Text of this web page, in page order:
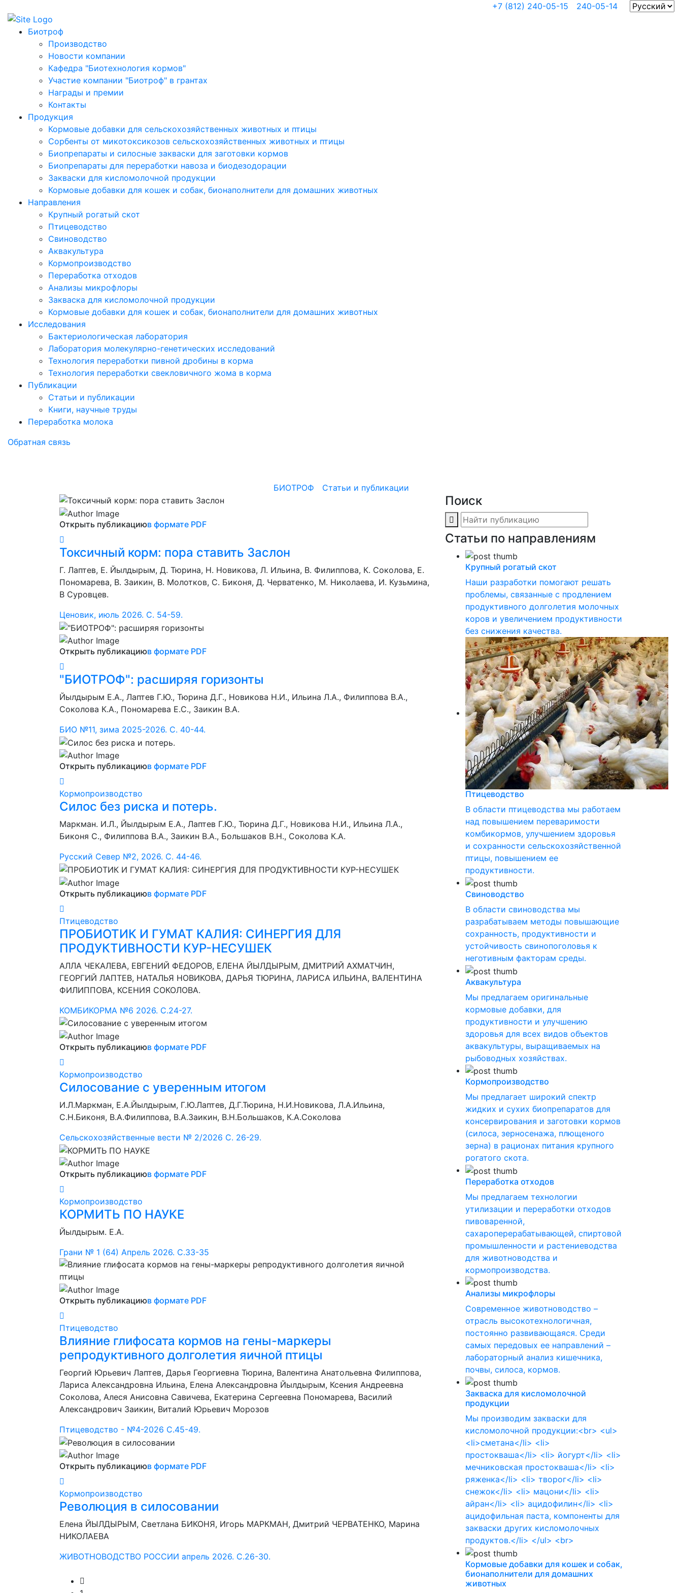
+7 (812) 240-05-15 240-05-14
Биотроф
Производство
Новости компании
Кафедра "Биотехнология кормов"
Участие компании "Биотроф" в грантах
Награды и премии
Контакты
Продукция
Кормовые добавки для сельскохозяйственных животных и птицы
Сорбенты от микотоксикозов сельскохозяйственных животных и птицы
Биопрепараты и силосные закваски для заготовки кормов
Биопрепараты для переработки навоза и биодезодорации
Закваски для кисломолочной продукции
Кормовые добавки для кошек и собак, бионаполнители для домашних животных
Направления
Крупный рогатый скот
Птицеводство
Свиноводство
Аквакультура
Кормопроизводство
Переработка отходов
Анализы микрофлоры
Закваска для кисломолочной продукции
Кормовые добавки для кошек и собак, бионаполнители для домашних животных
Исследования
Бактериологическая лаборатория
Лаборатория молекулярно-генетических исследований
Технология переработки пивной дробины в корма
Технология переработки свекловичного жома в корма
Публикации
Статьи и публикации
Книги, научные труды
Переработка молока
Обратная связь
БИОТРОФ Статьи и публикации
Открыть публикациюв формате PDF
Токсичный корм: пора ставить Заслон
Г. Лаптев, Е. Йылдырым, Д. Тюрина, Н. Новикова, Л. Ильина, В. Филиппова, К. Соколова, Е.
Пономарева, В. Заикин, В. Молотков, С. Биконя, Д. Черватенко, М. Николаева, И. Кузьмина,
В Суровцев.
Ценовик, июль 2026. С. 54-59.
Открыть публикациюв формате PDF
"БИОТРОФ": расширяя горизонты
Йылдырым Е.А., Лаптев Г.Ю., Тюрина Д.Г., Новикова Н.И., Ильина Л.А., Филиппова В.А.,
Соколова К.А., Пономарева Е.С., Заикин В.А.
БИО №11, зима 2025-2026. С. 40-44.
Открыть публикациюв формате PDF
Кормопроизводство
Силос без риска и потерь.
Маркман. И.Л., Йылдырым Е.А., Лаптев Г.Ю., Тюрина Д.Г., Новикова Н.И., Ильина Л.А.,
Биконя С., Филиппова В.А., Заикин В.А., Большаков В.Н., Соколова К.А.
Русский Север №2, 2026. С. 44-46.
Открыть публикациюв формате PDF
Птицеводство
ПРОБИОТИК И ГУМАТ КАЛИЯ: СИНЕРГИЯ ДЛЯ
ПРОДУКТИВНОСТИ КУР-НЕСУШЕК
АЛЛА ЧЕКАЛЕВА, ЕВГЕНИЙ ФЕДОРОВ, ЕЛЕНА ЙЫЛДЫРЫМ, ДМИТРИЙ АХМАТЧИН,
ГЕОРГИЙ ЛАПТЕВ, НАТАЛЬЯ НОВИКОВА, ДАРЬЯ ТЮРИНА, ЛАРИСА ИЛЬИНА, ВАЛЕНТИНА
ФИЛИППОВА, КСЕНИЯ СОКОЛОВА.
КОМБИКОРМА №6 2026. С.24-27.
Открыть публикациюв формате PDF
Кормопроизводство
Силосование с уверенным итогом
И.Л.Маркман, Е.А.Йылдырым, Г.Ю.Лаптев, Д.Г.Тюрина, Н.И.Новикова, Л.А.Ильина,
С.Н.Биконя, В.А.Филиппова, В.А.Заикин, В.Н.Большаков, К.А.Соколова
Сельскохозяйственные вести № 2/2026 C. 26-29.
Открыть публикациюв формате PDF
Кормопроизводство
КОРМИТЬ ПО НАУКЕ
Йылдырым. Е.А.
Грани № 1 (64) Апрель 2026. С.33-35
Открыть публикациюв формате PDF
Птицеводство
Влияние глифосата кормов на гены-маркеры
репродуктивного долголетия яичной птицы
Георгий Юрьевич Лаптев, Дарья Георгиевна Тюрина, Валентина Анатольевна Филиппова,
Лариса Александровна Ильина, Елена Александровна Йылдырым, Ксения Андреевна
Соколова, Алеся Анисовна Савичева, Екатерина Сергеевна Пономарева, Василий
Александрович Заикин, Виталий Юрьевич Морозов
Птицеводство - №4-2026 C.45-49.
Открыть публикациюв формате PDF
Кормопроизводство
Революция в силосовании
Елена ЙЫЛДЫРЫМ, Светлана БИКОНЯ, Игорь МАРКМАН, Дмитрий ЧЕРВАТЕНКО, Марина
НИКОЛАЕВА
ЖИВОТНОВОДСТВО РОССИИ апрель 2026. С.26-30.
Поиск
Статьи по направлениям
Крупный рогатый скот
Наши разработки помогают решать
проблемы, связанные с продлением
продуктивного долголетия молочных
коров и увеличением продуктивности
без снижения качества.
Птицеводство
В области птицеводства мы работаем
над повышением переваримости
комбикормов, улучшением здоровья
и сохранности сельскохозяйственной
птицы, повышением ее
продуктивности.
Свиноводство
В области свиноводства мы
разрабатываем методы повышающие
сохранность, продуктивности и
устойчивость свинопоголовья к
неготивным факторам среды.
Аквакультура
Мы предлагаем оригинальные
кормовые добавки, для
продуктивности и улучшению
здоровья для всех видов объектов
аквакультуры, выращиваемых на
рыбоводных хозяйствах.
Кормопроизводство
Мы предлагает широкий спектр
жидких и сухих биопрепаратов для
консервирования и заготовки кормов
(силоса, зерносенажа, плющеного
зерна) в рационах питания крупного
рогатого скота.
Переработка отходов
Мы предлагаем технологии
утилизации и переработки отходов
пивоваренной,
сахароперерабатывающей, спиртовой
промышленности и растениеводства
для животноводства и
кормопроизводства.
Анализы микрофлоры
Современное животноводство –
отрасль высокотехнологичная,
постоянно развивающаяся. Среди
самых передовых ее направлений –
лабораторный анализ кишечника,
почвы, силоса, кормов.
Закваска для кисломолочной
продукции
Мы производим закваски для
кисломолочной продукции:<br> <ul>
<li>сметана</li> <li>
простокваша</li> <li> йогурт</li> <li>
мечниковская простокваша</li> <li>
ряженка</li> <li> творог</li> <li>
снежок</li> <li> мацони</li> <li>
айран</li> <li> ацидофилин</li> <li>
ацидофильная паста, компоненты для
закваски других кисломолочных
продуктов.</li> </ul> <br>
Кормовые добавки для кошек и собак,
бионаполнители для домашних
животных